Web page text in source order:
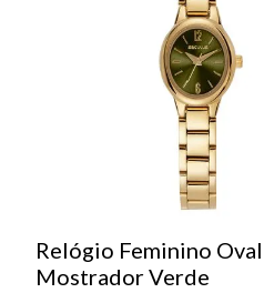
Relógio Feminino Oval
Mostrador Verde